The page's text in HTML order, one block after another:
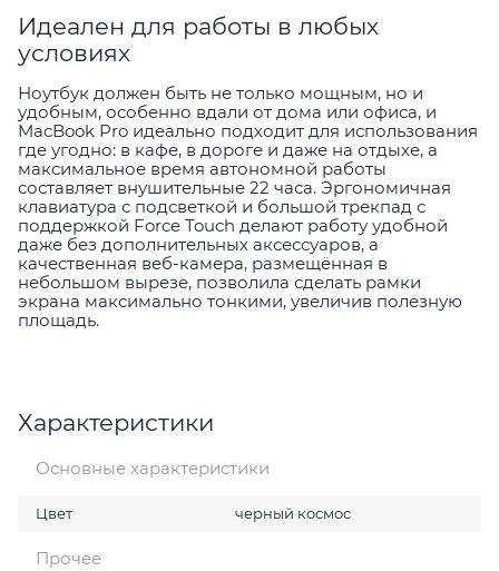
Идеален для работы в любых
условиях
Ноутбук должен быть не только мощным, но и
удобным, особенно вдали от дома или офиса, и
MacBook Pro идеально подходит для использования
где угодно: в кафе, в дороге и даже на отдыхе, а
максимальное время автономной работы
составляет внушительные 22 часа. Эргономичная
клавиатура с подсветкой и большой трекпад с
поддержкой Force Touch делают работу удобной
даже без дополнительных аксессуаров, а
качественная веб-камера, размещённая в
небольшом вырезе, позволила сделать рамки
экрана максимально тонкими, увеличив полезную
площадь.
Характеристики
Основные характеристики
Цвет черный космос
Прочее